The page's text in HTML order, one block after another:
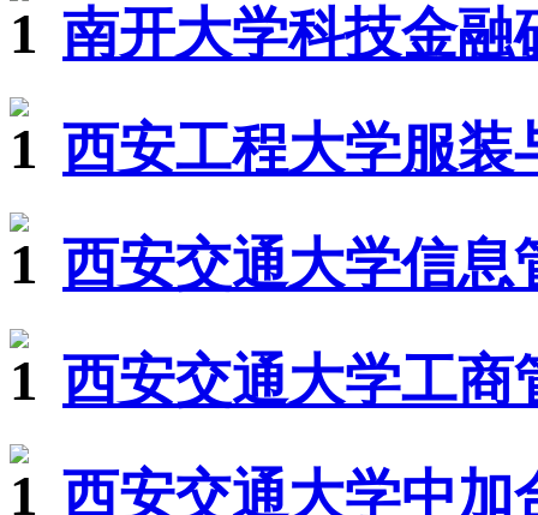
南开大学科技金融
西安工程大学服装
西安交通大学信息
西安交通大学工商
西安交通大学中加